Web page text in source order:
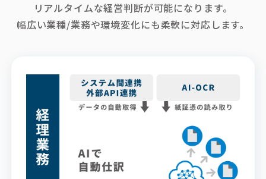
リアルタイムな経営判断が可能になります。
幅広い業種/業務や環境変化にも柔軟に対応します。